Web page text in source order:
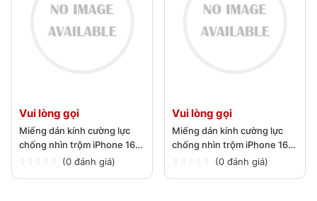
Vui lòng gọi
Miếng dán kính cường lực
chống nhìn trộm iPhone 16
(0 đánh giá)
Vui lòng gọi
Miếng dán kính cường lực
chống nhìn trộm iPhone 16
(0 đánh giá)